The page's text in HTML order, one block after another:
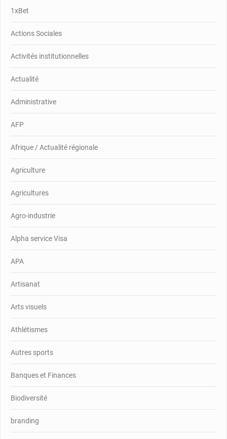
1xBet
Actions Sociales
Activités institutionnelles
Actualité
Administrative
AFP
Afrique / Actualité régionale
Agriculture
Agricultures
Agro-industrie
Alpha service Visa
APA
Artisanat
Arts visuels
Athlétismes
Autres sports
Banques et Finances
Biodiversité
branding